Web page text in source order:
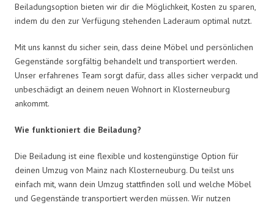
Beiladungsoption bieten wir dir die Möglichkeit, Kosten zu sparen,
indem du den zur Verfügung stehenden Laderaum optimal nutzt.
Mit uns kannst du sicher sein, dass deine Möbel und persönlichen
Gegenstände sorgfältig behandelt und transportiert werden.
Unser erfahrenes Team sorgt dafür, dass alles sicher verpackt und
unbeschädigt an deinem neuen Wohnort in Klosterneuburg
ankommt.
Wie funktioniert die Beiladung?
Die Beiladung ist eine flexible und kostengünstige Option für
deinen Umzug von Mainz nach Klosterneuburg. Du teilst uns
einfach mit, wann dein Umzug stattfinden soll und welche Möbel
und Gegenstände transportiert werden müssen. Wir nutzen